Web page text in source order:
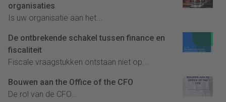
organisaties
Is uw organisatie aan het...
De ontbrekende schakel tussen finance en
fiscaliteit
Fiscale vraagstukken ontstaan niet op...
Bouwen aan the Office of the CFO
De rol van de CFO...